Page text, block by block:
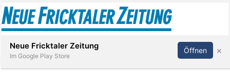
Abonnieren Anmelden
Neue Fricktaler Zeitung
Im Google Play Store
Öffnen ×